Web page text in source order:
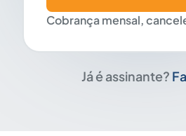
Cobrança mensal,
Já é assinante?